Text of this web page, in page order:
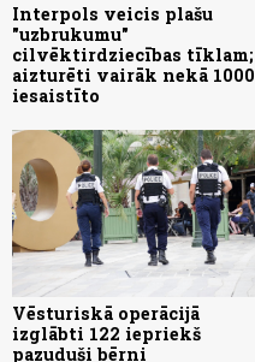
Interpols veicis plašu
"uzbrukumu"
cilvēktirdziecības tīklam;
aizturēti vairāk nekā 1000
iesaistīto
Vēsturiskā operācijā
izglābti 122 iepriekš
pazuduši bērni